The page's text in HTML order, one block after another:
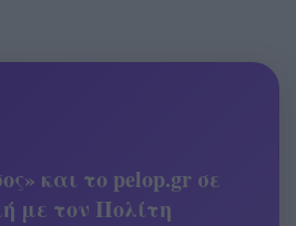
και το pelop.gr σε
με τον Πολίτη